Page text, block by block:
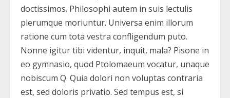
doctissimos. Philosophi autem in suis lectulis
plerumque moriuntur. Universa enim illorum
ratione cum tota vestra confligendum puto.
Nonne igitur tibi videntur, inquit, mala? Pisone in
eo gymnasio, quod Ptolomaeum vocatur, unaque
nobiscum Q. Quia dolori non voluptas contraria
est, sed doloris privatio. Sed tempus est, si